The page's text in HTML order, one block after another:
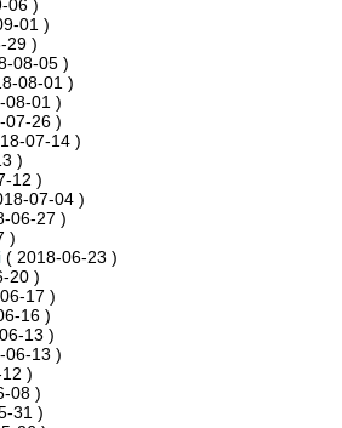
06 )
01 )
29 )
08-05 )
08-01 )
08-01 )
07-26 )
07-14 )
)
12 )
07-04 )
06-27 )
)
( 2018-06-23 )
20 )
17 )
16 )
13 )
06-13 )
)
08 )
31 )